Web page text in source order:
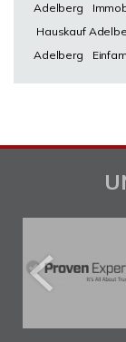
Adelberg
Hauskauf
Adelberg